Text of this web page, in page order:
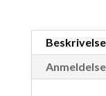
Beskrivelse